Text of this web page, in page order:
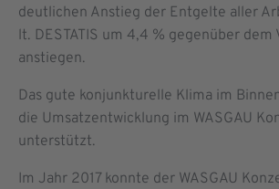
deutlichen Anstieg der Entgelte aller
lt. DESTATIS um 4,4 % gegenüber dem
anstiegen.
Das gute konjunkturelle Klima im
die Umsatzentwicklung im WASGAU
unterstützt.
Im Jahr 2017 konnte der WASGAU